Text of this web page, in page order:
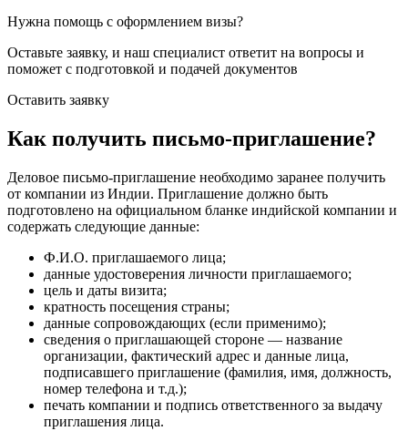
Нужна помощь с оформлением визы?
Оставьте заявку, и наш специалист ответит на вопросы и
поможет с подготовкой и подачей документов
Оставить заявку
Как получить письмо-приглашение?
Деловое письмо-приглашение необходимо заранее получить
от компании из Индии. Приглашение должно быть
подготовлено на официальном бланке индийской компании и
содержать следующие данные:
Ф.И.О. приглашаемого лица;
данные удостоверения личности приглашаемого;
цель и даты визита;
кратность посещения страны;
данные сопровождающих (если применимо);
сведения о приглашающей стороне — название
организации, фактический адрес и данные лица,
подписавшего приглашение (фамилия, имя, должность,
номер телефона и т.д.);
печать компании и подпись ответственного за выдачу
приглашения лица.